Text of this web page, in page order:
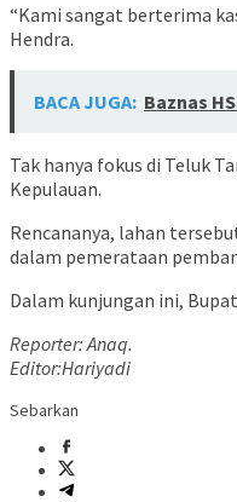
“Kami sangat berterima
Hendra.
BACA JUGA: Baznas
Tak hanya fokus di Teluk
Kepulauan.
Rencananya, lahan
dalam pemerataan
Dalam kunjungan ini,
Reporter: Anaq.
Editor:Hariyadi
Sebarkan